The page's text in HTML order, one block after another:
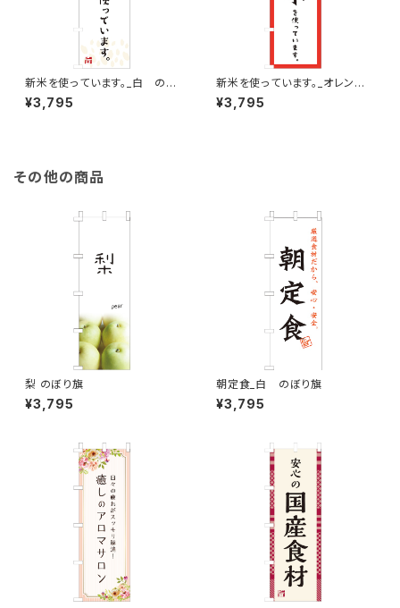
新米を使っています。_白 のぼ
り旗
¥3,795
新米を使っています。_オレン
ジ のぼり旗
¥3,795
その他の商品
梨 のぼり旗
¥3,795
朝定食_白 のぼり旗
¥3,795